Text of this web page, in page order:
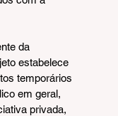
da
estabelece
temporários
em geral,
privada,